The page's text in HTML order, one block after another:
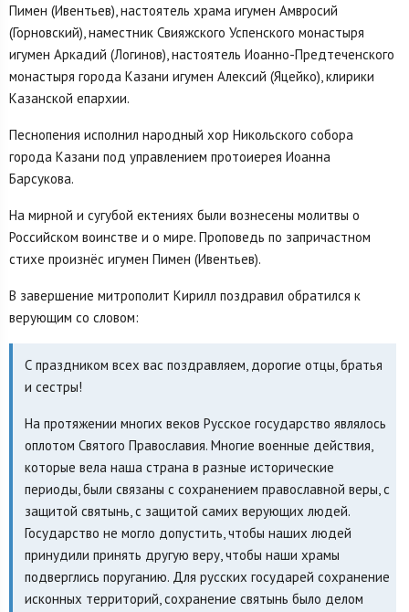
Пимен (Ивентьев), настоятель храма игумен Амвросий
(Горновский), наместник Свияжского Успенского монастыря
игумен Аркадий (Логинов), настоятель Иоанно-Предтеченского
монастыря города Казани игумен Алексий (Яцейко), клирики
Казанской епархии.
Песнопения исполнил народный хор Никольского собора
города Казани под управлением протоиерея Иоанна
Барсукова.
На мирной и сугубой ектениях были вознесены молитвы о
Российском воинстве и о мире. Проповедь по запричастном
стихе произнёс игумен Пимен (Ивентьев).
В завершение митрополит Кирилл поздравил обратился к
верующим со словом:
С праздником всех вас поздравляем, дорогие отцы, братья
и сестры!
На протяжении многих веков Русское государство являлось
оплотом Святого Православия. Многие военные действия,
которые вела наша страна в разные исторические
периоды, были связаны с сохранением православной веры, с
защитой святынь, с защитой самих верующих людей.
Государство не могло допустить, чтобы наших людей
принудили принять другую веру, чтобы наши храмы
подверглись поруганию. Для русских государей сохранение
исконных территорий, сохранение святынь было делом